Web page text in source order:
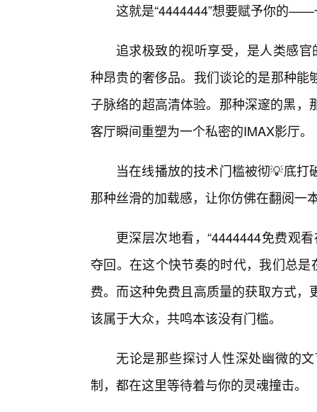
这就是“4444444”想要赋予你的
追求极致的视听享受，是人类感官
种昂贵的奢侈品。我们谈论的是那种
子脉络的超高清体验。那种深邃的黑
客厅瞬间重塑为一个私密的IMAX影厅。
当在线播放的技术门槛被彻💡底
那种丝滑的加载感，让你仿佛在翻阅一
更深层次地看，“4444444免费观
夺回。在这个快节奏的时代，我们总
费。而这种免费且高质量的获取方式
该属于大众，共鸣本该没有门槛。
无论是那些探讨人性深处幽微的
制，都在这里等待着与你的灵魂撞击。